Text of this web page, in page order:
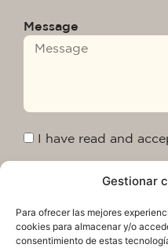
Gestionar
Para ofrecer las mejores
cookies para almacenar y/o
consentimiento de estas
Message
I have read and